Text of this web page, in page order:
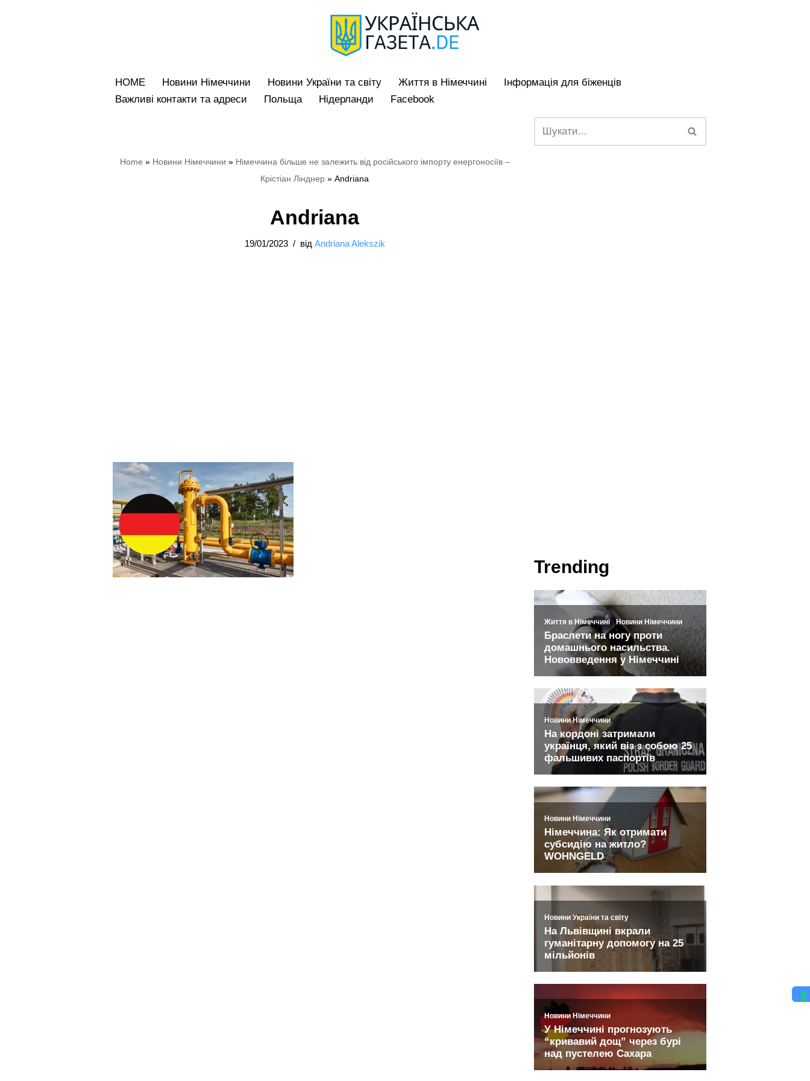
HOME
Новини Німеччини Hовини України та світу Життя в Німеччині
Iнформація для біженців
Bажливі контакти та адреси
Польща Нідерланди Facebook
Home » Новини Німеччини » Німеччина більше не залежить від російського імпорту енергоносіїв –
Крістіан Лінднер » Andriana
Andriana
19/01/2023 від Andriana Alekszik
Trending